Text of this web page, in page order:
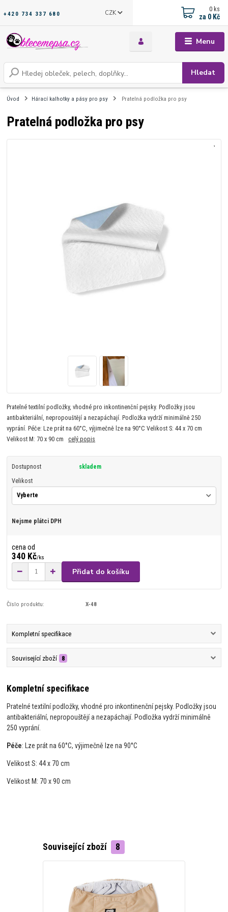
Menu
CZK
Hledat
+420 734 337 680
0 ks
za 0 Kč
Úvod Hárací kalhotky a pásy pro psy Pratelná podložka pro psy
Pratelná podložka pro psy
Pratelné textilní podložky, vhodné pro inkontinenční pejsky. Podložky jsou
antibakteriální, nepropouštějí a nezapáchají. Podložka vydrží minimálně 250
vyprání. Péče: Lze prát na 60°C, výjimečně lze na 90°C Velikost S: 44 x 70 cm
Velikost M: 70 x 90 cmcelý popis
Dostupnost skladem
Velikost
Nejsme plátci DPH
cena od
340 Kč/ks
Přidat do košíku
Číslo produktu: X-48
Kompletní specifikace
Související zboží 8
Kompletní specifikace
Pratelné textilní podložky, vhodné pro inkontinenční pejsky. Podložky jsou
antibakteriální, nepropouštějí a nezapáchají. Podložka vydrží minimálně
250 vyprání.
Péče: Lze prát na 60°C, výjimečně lze na 90°C
Velikost S: 44 x 70 cm
Velikost M: 70 x 90 cm
Související zboží 8